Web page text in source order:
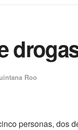
Roo
personas, dos